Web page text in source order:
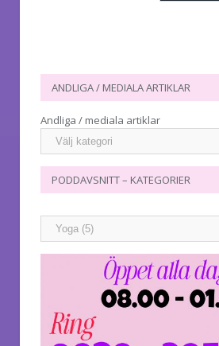
ANDLIGA / MEDIALA ARTIKLAR
Andliga / mediala artiklar
PODDAVSNITT – KATEGORIER